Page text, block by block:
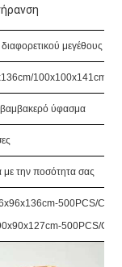
μεγέθους
100x100x141cm/
ύφασμα
την ποσότητα σας
500PCS/CTN
500PCS/